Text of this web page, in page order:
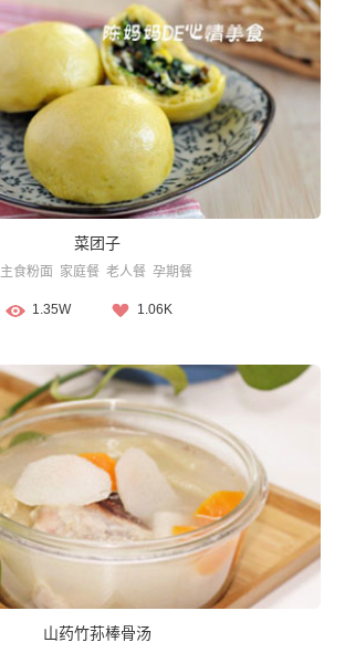
菜团子
主食粉面 家庭餐 老人餐 孕期餐
1.35W 1.06K
山药竹荪棒骨汤